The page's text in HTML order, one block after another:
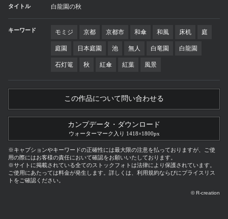
タイトル 白龍園の秋
キーワード モミジ 京都 京都市 和傘 和風 床机 庭
庭園 日本庭園 池 無人 白竜園 白龍園
石灯篭 秋 紅傘 紅葉 風景
この作品について問い合わせる
カンプデータ・ダウンロード
ウォーターマーク入り 1418×1800px
※キャプションやキーワードの正確性には最大限の注意を払っておりますが、ご使
用の際にはお客様の責任において確認をお願いいたしております。
※サイトに掲載されている全てのストックフォトは法律により保護されています。
ご使用にあたっては料金が発生します。詳しくは、利用規約ならびにプライスリス
トをご確認ください。
© R-creation